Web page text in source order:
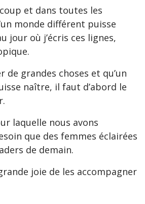
et dans toutes les
monde différent puisse
jour où j’écris ces lignes,
de grandes choses et qu’un
naître, il faut d’abord le
laquelle nous avons
que des femmes éclairées
de demain.
joie de les accompagner